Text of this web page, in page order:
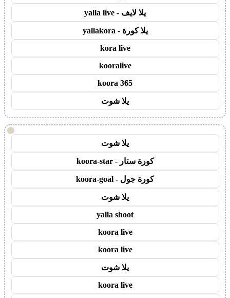
يلا لايف - yalla live
يلا كورة - yallakora
kora live
kooralive
koora 365
يلا شوت
!
يلا شوت
كورة ستار - koora-star
كورة جول - koora-goal
يلا شوت
yalla shoot
koora live
koora live
يلا شوت
koora live